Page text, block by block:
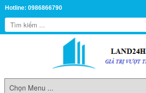
Hotline: 0986866790